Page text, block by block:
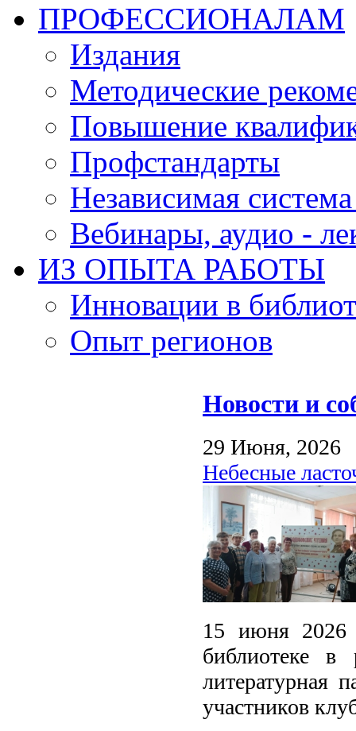
ПРОФЕССИОНАЛАМ
Издания
Методические
Повышение
Профстандарты
Независимая
Вебинары, аудио -
ИЗ ОПЫТА РАБОТЫ
Инновации в
Опыт регионов
Новости и
29 Июня, 2026
Небесные
15 июня 2026
библиотеке в
литературная
участников